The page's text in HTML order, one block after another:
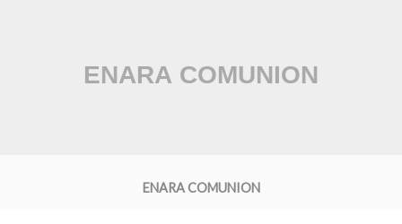
ENARA COMUNION